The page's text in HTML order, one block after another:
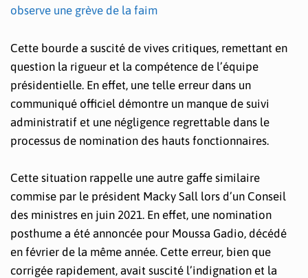
observe une grève de la faim
Cette bourde a suscité de vives critiques, remettant en
question la rigueur et la compétence de l’équipe
présidentielle. En effet, une telle erreur dans un
communiqué officiel démontre un manque de suivi
administratif et une négligence regrettable dans le
processus de nomination des hauts fonctionnaires.
Cette situation rappelle une autre gaffe similaire
commise par le président Macky Sall lors d’un Conseil
des ministres en juin 2021. En effet, une nomination
posthume a été annoncée pour Moussa Gadio, décédé
en février de la même année. Cette erreur, bien que
corrigée rapidement, avait suscité l’indignation et la